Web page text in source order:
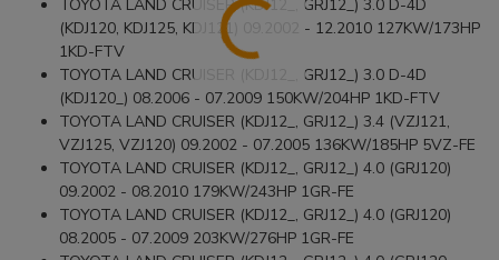
TOYOTA LAND CRUISER (KDJ12_, GRJ12_) 3.0 D-4D
(KDJ120, KDJ125, KDJ121) 09.2002 - 12.2010 127KW/173HP
1KD-FTV
TOYOTA LAND CRUISER (KDJ12_, GRJ12_) 3.0 D-4D
(KDJ120_) 08.2006 - 07.2009 150KW/204HP 1KD-FTV
TOYOTA LAND CRUISER (KDJ12_, GRJ12_) 3.4 (VZJ121,
VZJ125, VZJ120) 09.2002 - 07.2005 136KW/185HP 5VZ-FE
TOYOTA LAND CRUISER (KDJ12_, GRJ12_) 4.0 (GRJ120)
09.2002 - 08.2010 179KW/243HP 1GR-FE
TOYOTA LAND CRUISER (KDJ12_, GRJ12_) 4.0 (GRJ120)
08.2005 - 07.2009 203KW/276HP 1GR-FE